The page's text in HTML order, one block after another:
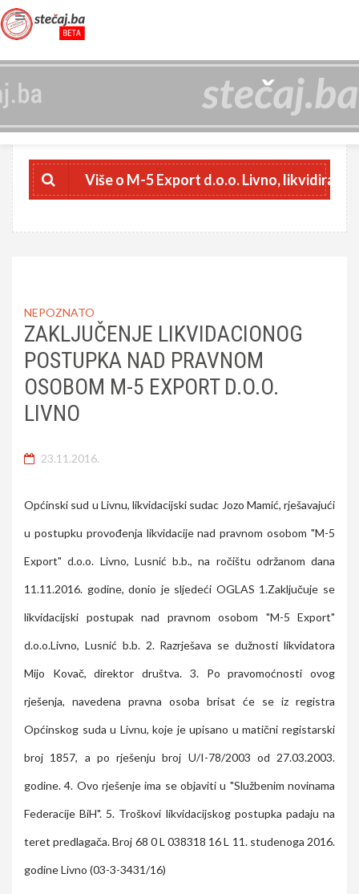
M-5 EXPORT D.O.O. LIVNO, LIKVIDIRAN
4281095800002
Više o M-5 Export d.o.o. Livno, likvidiran
NEPOZNATO
ZAKLJUČENJE LIKVIDACIONOG
POSTUPKA NAD PRAVNOM
OSOBOM M-5 EXPORT D.O.O.
LIVNO
23.11.2016.
Općinski sud u Livnu, likvidacijski sudac Jozo Mamić, rješavajući
u postupku provođenja likvidacije nad pravnom osobom "M-5
Export" d.o.o. Livno, Lusnić b.b., na ročištu održanom dana
11.11.2016. godine, donio je sljedeći OGLAS 1.Zaključuje se
likvidacijski postupak nad pravnom osobom "M-5 Export"
d.o.o.Livno, Lusnić b.b. 2. Razrješava se dužnosti likvidatora
Mijo Kovač, direktor društva. 3. Po pravomoćnosti ovog
rješenja, navedena pravna osoba brisat će se iz registra
Općinskog suda u Livnu, koje je upisano u matični registarski
broj 1857, a po rješenju broj U/I-78/2003 od 27.03.2003.
godine. 4. Ovo rješenje ima se objaviti u "Službenim novinama
Federacije BiH". 5. Troškovi likvidacijskog postupka padaju na
teret predlagača. Broj 68 0 L 038318 16 L 11. studenoga 2016.
godine Livno (03-3-3431/16)